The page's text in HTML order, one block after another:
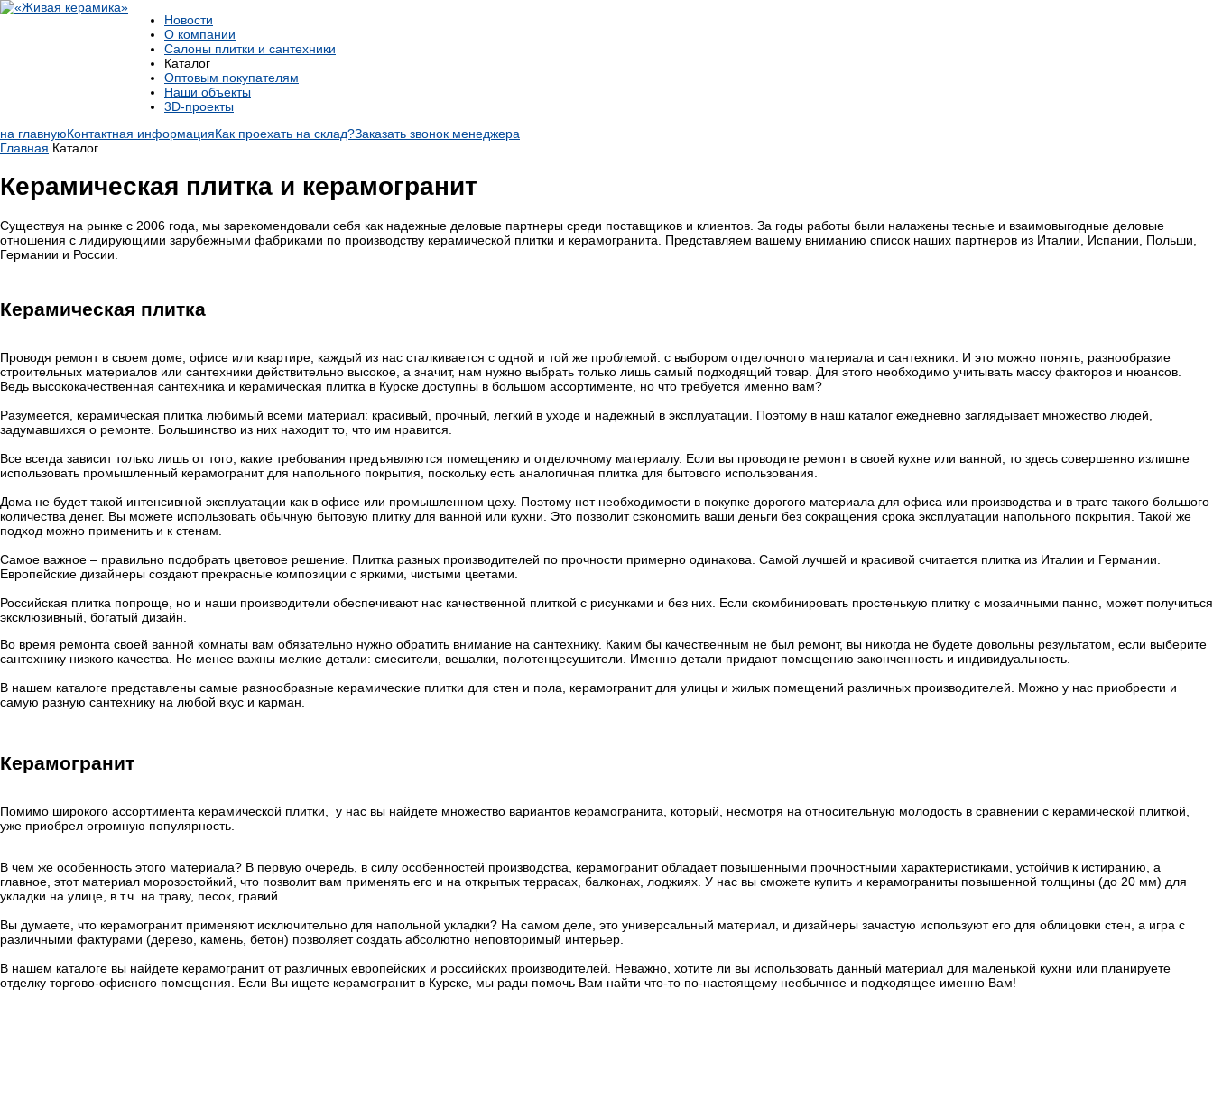
Новости
О компании
Салоны плитки и сантехники
Каталог
Оптовым покупателям
Наши объекты
3D-проекты
на главнуюКонтактная информацияКак проехать на склад?Заказать звонок менеджера
Главная Каталог
Керамическая плитка и керамогранит
Существуя на рынке с 2006 года, мы зарекомендовали себя как надежные деловые партнеры среди поставщиков и клиентов. За годы работы были налажены тесные и взаимовыгодные деловые
отношения с лидирующими зарубежными фабриками по производству керамической плитки и керамогранита. Представляем вашему вниманию список наших партнеров из Италии, Испании, Польши,
Германии и России.
Керамическая плитка
Проводя ремонт в своем доме, офисе или квартире, каждый из нас сталкивается с одной и той же проблемой: с выбором отделочного материала и сантехники. И это можно понять, разнообразие
строительных материалов или сантехники действительно высокое, а значит, нам нужно выбрать только лишь самый подходящий товар. Для этого необходимо учитывать массу факторов и нюансов.
Ведь высококачественная сантехника и керамическая плитка в Курске доступны в большом ассортименте, но что требуется именно вам?
Разумеется, керамическая плитка любимый всеми материал: красивый, прочный, легкий в уходе и надежный в эксплуатации. Поэтому в наш каталог ежедневно заглядывает множество людей,
задумавшихся о ремонте. Большинство из них находит то, что им нравится.
Все всегда зависит только лишь от того, какие требования предъявляются помещению и отделочному материалу. Если вы проводите ремонт в своей кухне или ванной, то здесь совершенно излишне
использовать промышленный керамогранит для напольного покрытия, поскольку есть аналогичная плитка для бытового использования.
Дома не будет такой интенсивной эксплуатации как в офисе или промышленном цеху. Поэтому нет необходимости в покупке дорогого материала для офиса или производства и в трате такого большого
количества денег. Вы можете использовать обычную бытовую плитку для ванной или кухни. Это позволит сэкономить ваши деньги без сокращения срока эксплуатации напольного покрытия. Такой же
подход можно применить и к стенам.
Самое важное – правильно подобрать цветовое решение. Плитка разных производителей по прочности примерно одинакова. Самой лучшей и красивой считается плитка из Италии и Германии.
Европейские дизайнеры создают прекрасные композиции с яркими, чистыми цветами.
Российская плитка попроще, но и наши производители обеспечивают нас качественной плиткой с рисунками и без них. Если скомбинировать простенькую плитку с мозаичными панно, может получиться
эксклюзивный, богатый дизайн.
Во время ремонта своей ванной комнаты вам обязательно нужно обратить внимание на сантехнику. Каким бы качественным не был ремонт, вы никогда не будете довольны результатом, если выберите
сантехнику низкого качества. Не менее важны мелкие детали: смесители, вешалки, полотенцесушители. Именно детали придают помещению законченность и индивидуальность.
В нашем каталоге представлены самые разнообразные керамические плитки для стен и пола, керамогранит для улицы и жилых помещений различных производителей. Можно у нас приобрести и
самую разную сантехнику на любой вкус и карман.
Керамогранит
Помимо широкого ассортимента керамической плитки, у нас вы найдете множество вариантов керамогранита, который, несмотря на относительную молодость в сравнении с керамической плиткой,
уже приобрел огромную популярность.
В чем же особенность этого материала? В первую очередь, в силу особенностей производства, керамогранит обладает повышенными прочностными характеристиками, устойчив к истиранию, а
главное, этот материал морозостойкий, что позволит вам применять его и на открытых террасах, балконах, лоджиях. У нас вы сможете купить и керамограниты повышенной толщины (до 20 мм) для
укладки на улице, в т.ч. на траву, песок, гравий.
Вы думаете, что керамогранит применяют исключительно для напольной укладки? На самом деле, это универсальный материал, и дизайнеры зачастую используют его для облицовки стен, а игра с
различными фактурами (дерево, камень, бетон) позволяет создать абсолютно неповторимый интерьер.
В нашем каталоге вы найдете керамогранит от различных европейских и российских производителей. Неважно, хотите ли вы использовать данный материал для маленькой кухни или планируете
отделку торгово-офисного помещения. Если Вы ищете керамогранит в Курске, мы рады помочь Вам найти что-то по-настоящему необычное и подходящее именно Вам!